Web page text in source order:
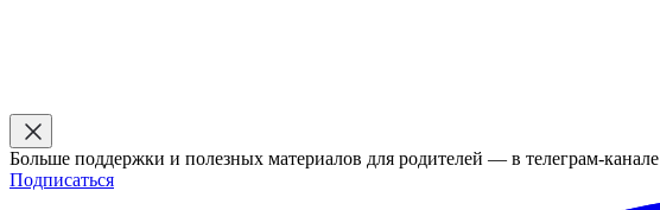
Больше поддержки и полезных материалов для родителей — в телеграм-канале
Подписаться